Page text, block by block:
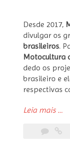
Desde 2017,
divulgar os
brasileiros.
Motocultura
dedo os
brasileiro e
respectivas
Leia mais …